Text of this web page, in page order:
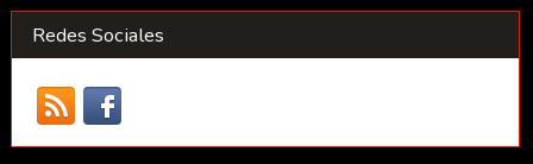
Redes Sociales